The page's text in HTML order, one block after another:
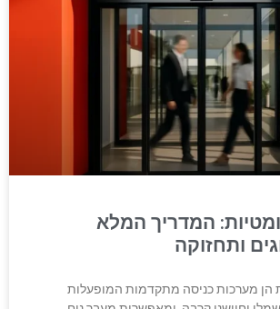
המדריך המלא
ותחזוקה
הן מערכות כניסה מתקדמות המופעלות